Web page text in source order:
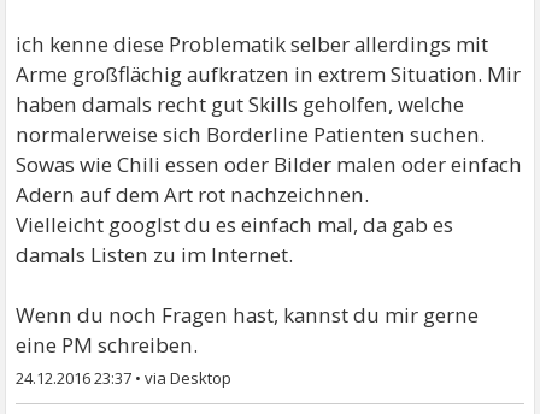
ich kenne diese Problematik selber allerdings mit
Arme großflächig aufkratzen in extrem Situation. Mir
haben damals recht gut Skills geholfen, welche
normalerweise sich Borderline Patienten suchen.
Sowas wie Chili essen oder Bilder malen oder einfach
Adern auf dem Art rot nachzeichnen.
Vielleicht googlst du es einfach mal, da gab es
damals Listen zu im Internet.
Wenn du noch Fragen hast, kannst du mir gerne
eine PM schreiben.
24.12.2016 23:37 •